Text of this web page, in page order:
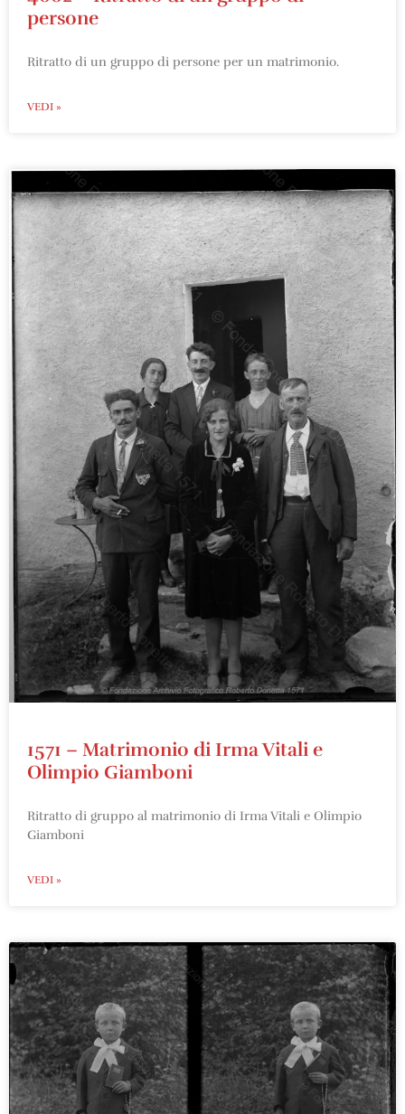
persone
Ritratto di un gruppo di persone per un matrimonio.
VEDI »
1571 – Matrimonio di Irma Vitali e
Olimpio Giamboni
Ritratto di gruppo al matrimonio di Irma Vitali e Olimpio
Giamboni
VEDI »